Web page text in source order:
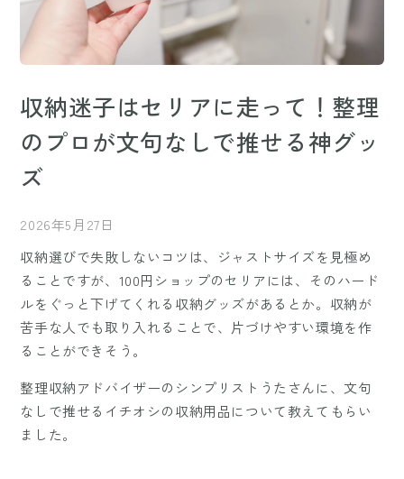
収納迷子はセリアに走って！整理
のプロが文句なしで推せる神グッ
ズ
2026年5月27日
収納選びで失敗しないコツは、ジャストサイズを見極め
ることですが、100円ショップのセリアには、そのハード
ルをぐっと下げてくれる収納グッズがあるとか。収納が
苦手な人でも取り入れることで、片づけやすい環境を作
ることができそう。
整理収納アドバイザーのシンプリストうたさんに、文句
なしで推せるイチオシの収納用品について教えてもらい
ました。